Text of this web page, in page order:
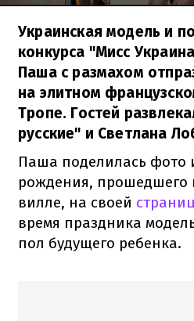
Украинская модель и
конкурса "Мисс
Паша с размахом
на элитном
Тропе. Гостей
русские" и Светлана
Паша поделилась фото
рождения, прошедшего
вилле, на своей
время праздника
пол будущего ребенка.